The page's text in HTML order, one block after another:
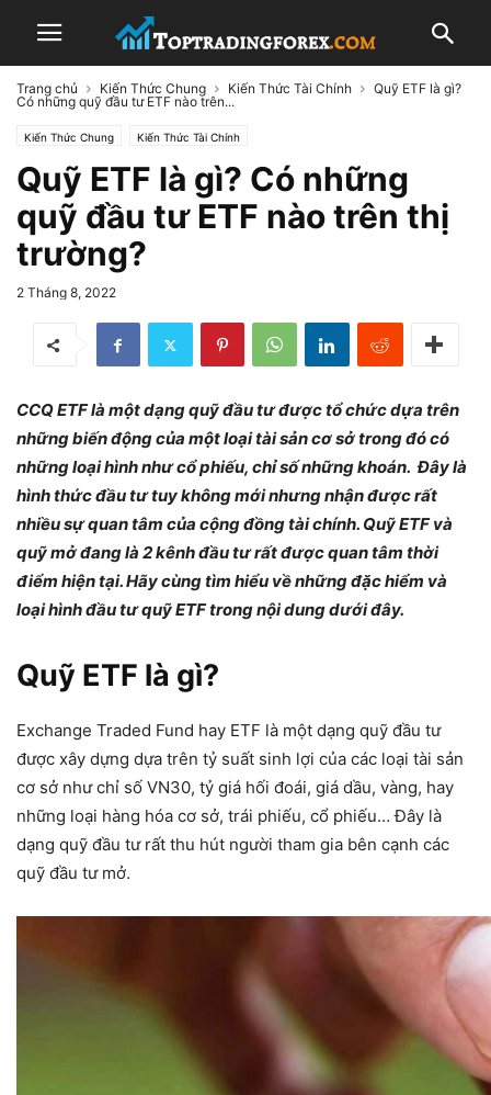
Trang chủ Kiến Thức Chung Kiến Thức Tài Chính
Quỹ ETF là gì?
Có những quỹ đầu tư ETF nào trên...
Kiến Thức Chung Kiến Thức Tài Chính
Quỹ ETF là gì? Có những
quỹ đầu tư ETF nào trên thị
trường?
2 Tháng 8, 2022
CCQ ETF là một dạng quỹ đầu tư được tổ chức dựa trên
những biến động của một loại tài sản cơ sở trong đó có
những loại hình như cổ phiếu, chỉ số những khoán. Đây là
hình thức đầu tư tuy không mới nhưng nhận được rất
nhiều sự quan tâm của cộng đồng tài chính. Quỹ ETF và
quỹ mở đang là 2 kênh đầu tư rất được quan tâm thời
điểm hiện tại. Hãy cùng tìm hiểu về những đặc hiểm và
loại hình đầu tư quỹ ETF trong nội dung dưới đây.
Quỹ ETF là gì?
Exchange Traded Fund hay ETF là một dạng quỹ đầu tư
được xây dựng dựa trên tỷ suất sinh lợi của các loại tài sản
cơ sở như chỉ số VN30, tỷ giá hối đoái, giá dầu, vàng, hay
những loại hàng hóa cơ sở, trái phiếu, cổ phiếu… Đây là
dạng quỹ đầu tư rất thu hút người tham gia bên cạnh các
quỹ đầu tư mở.